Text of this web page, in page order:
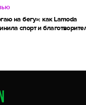
на бегу»: как Lamoda
спорт и